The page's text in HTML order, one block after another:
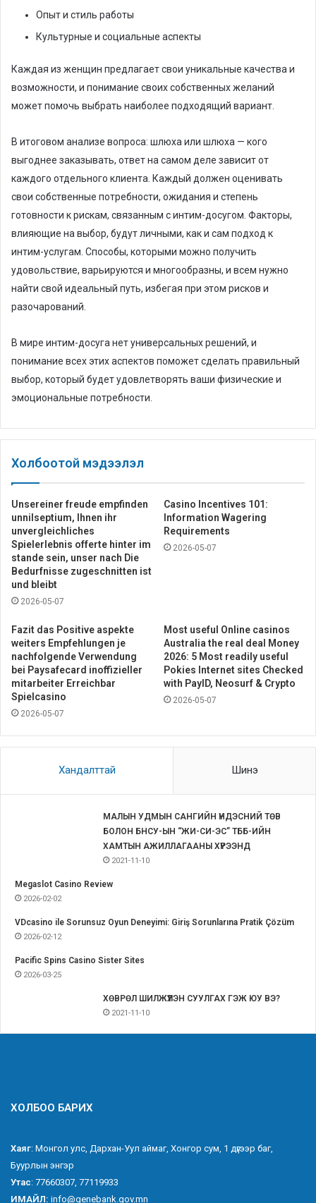
Опыт и стиль работы
Культурные и социальные аспекты
Каждая из женщин предлагает свои уникальные качества и
возможности, и понимание своих собственных желаний
может помочь выбрать наиболее подходящий вариант.
В итоговом анализе вопроса: шлюха или шлюха — кого
выгоднее заказывать, ответ на самом деле зависит от
каждого отдельного клиента. Каждый должен оценивать
свои собственные потребности, ожидания и степень
готовности к рискам, связанным с интим-досугом. Факторы,
влияющие на выбор, будут личными, как и сам подход к
интим-услугам. Способы, которыми можно получить
удовольствие, варьируются и многообразны, и всем нужно
найти свой идеальный путь, избегая при этом рисков и
разочарований.
В мире интим-досуга нет универсальных решений, и
понимание всех этих аспектов поможет сделать правильный
выбор, который будет удовлетворять ваши физические и
эмоциональные потребности.
Холбоотой мэдээлэл
Unsereiner freude empfinden
unnilseptium, Ihnen ihr
unvergleichliches
Spielerlebnis offerte hinter im
stande sein, unser nach Die
Bedurfnisse zugeschnitten ist
und bleibt
2026-05-07
Casino Incentives 101:
Information Wagering
Requirements
2026-05-07
Fazit das Positive aspekte
weiters Empfehlungen je
nachfolgende Verwendung
bei Paysafecard inoffizieller
mitarbeiter Erreichbar
Spielcasino
2026-05-07
Most useful Online casinos
Australia the real deal Money
2026: 5 Most readily useful
Pokies Internet sites Checked
with PayID, Neosurf & Crypto
2026-05-07
Хандалттай Шинэ
МАЛЫН УДМЫН САНГИЙН ҮНДЭСНИЙ ТӨВ
БОЛОН БНСУ-ЫН “ЖИ-СИ-ЭС” ТББ-ИЙН
ХАМТЫН АЖИЛЛАГААНЫ ХҮРЭЭНД
2021-11-10
Megaslot Casino Review
2026-02-02
VDcasino ile Sorunsuz Oyun Deneyimi: Giriş Sorunlarına Pratik Çözüm
2026-02-12
Pacific Spins Casino Sister Sites
2026-03-25
ХӨВРӨЛ ШИЛЖҮҮЛЭН СУУЛГАХ ГЭЖ ЮУ ВЭ?
2021-11-10
ХОЛБОО БАРИХ
Хаяг: Монгол улс, Дархан-Уул аймаг, Хонгор сум, 1 дүгээр баг,
Буурлын энгэр
Утас: 77660307, 77119933
ИМАЙЛ: info@genebank.gov.mn